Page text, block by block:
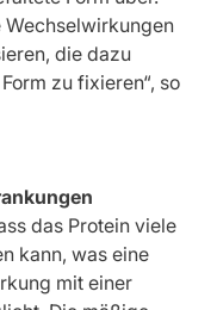
Wechselwirkungen
die dazu
zu fixieren“, so
das Protein viele
kann, was eine
mit einer